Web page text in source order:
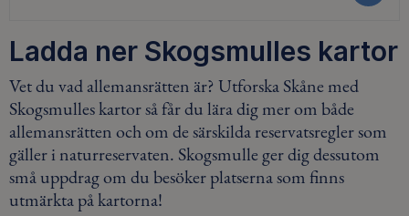
Ladda ner Skogsmulles kartor
Vet du vad allemansrätten är? Utforska Skåne med
Skogsmulles kartor så får du lära dig mer om både
allemansrätten och om de särskilda reservatsregler som
gäller i naturreservaten. Skogsmulle ger dig dessutom
små uppdrag om du besöker platserna som finns
utmärkta på kartorna!